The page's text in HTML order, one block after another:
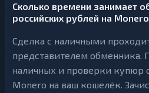
Сколько времени занимает
российских рублей на
Сделка с наличными
представителем обменника.
наличных и проверки купюр
Monero на ваш кошелёк.